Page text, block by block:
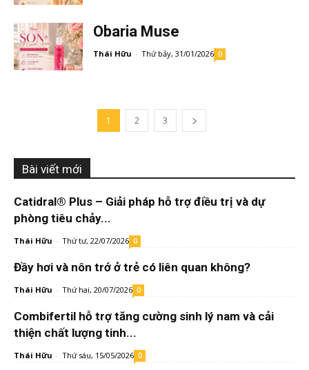
Obaria Muse
Thái Hữu - Thứ bảy, 31/01/2026 0
1 2 3
Bài viết mới
Catidral® Plus – Giải pháp hỗ trợ điều trị và dự
phòng tiêu chảy...
Thái Hữu - Thứ tư, 22/07/2026 0
Đầy hơi và nôn trớ ở trẻ có liên quan không?
Thái Hữu - Thứ hai, 20/07/2026 0
Combifertil hỗ trợ tăng cường sinh lý nam và cải
thiện chất lượng tinh...
Thái Hữu - Thứ sáu, 15/05/2026 0